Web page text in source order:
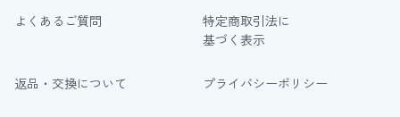
よくあるご質問
特定商取引法に
基づく表示
返品・交換について プライバシーポリシー